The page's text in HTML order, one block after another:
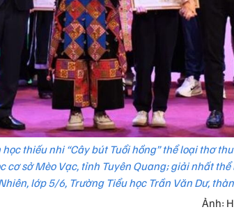
thiếu nhi “Cây bút Tuổi hồng” thể loại thơ
cơ sở Mèo Vạc, tỉnh Tuyên Quang; giải nhất
lớp 5/6, Trường Tiểu học Trần Văn Dư,
Ảnh: